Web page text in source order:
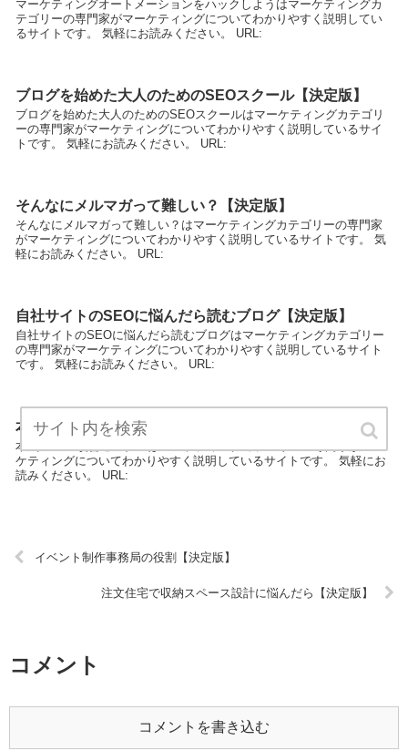
マーケティングオートメーションをハックしようはマーケティングカ
テゴリーの専門家がマーケティングについてわかりやすく説明してい
るサイトです。 気軽にお読みください。 URL:
ブログを始めた大人のためのSEOスクール【決定版】
ブログを始めた大人のためのSEOスクールはマーケティングカテゴリ
ーの専門家がマーケティングについてわかりやすく説明しているサイ
トです。 気軽にお読みください。 URL:
そんなにメルマガって難しい？【決定版】
そんなにメルマガって難しい？はマーケティングカテゴリーの専門家
がマーケティングについてわかりやすく説明しているサイトです。 気
軽にお読みください。 URL:
自社サイトのSEOに悩んだら読むブログ【決定版】
自社サイトのSEOに悩んだら読むブログはマーケティングカテゴリー
の専門家がマーケティングについてわかりやすく説明しているサイト
です。 気軽にお読みください。 URL:
本気のSEO改善セミナー【決定版】
本気のSEO改善セミナーはマーケティングカテゴリーの専門家がマー
ケティングについてわかりやすく説明しているサイトです。 気軽にお
読みください。 URL:
イベント制作事務局の役割【決定版】
注文住宅で収納スペース設計に悩んだら【決定版】
コメント
コメントを書き込む